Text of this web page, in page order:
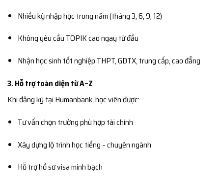
Nhiều kỳ nhập học trong năm (tháng 3, 6, 9, 12)
Không yêu cầu TOPIK cao ngay từ đầu
Nhận học sinh tốt nghiệp THPT, GDTX, trung cấp, cao đẳng
3. Hỗ trợ toàn diện từ A–Z
Khi đăng ký tại Humanbank, học viên được:
Tư vấn chọn trường phù hợp tài chính
Xây dựng lộ trình học tiếng – chuyên ngành
Hỗ trợ hồ sơ visa minh bạch